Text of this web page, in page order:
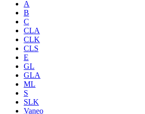
A
B
C
CLA
CLK
CLS
E
GL
GLA
ML
S
SLK
Vaneo